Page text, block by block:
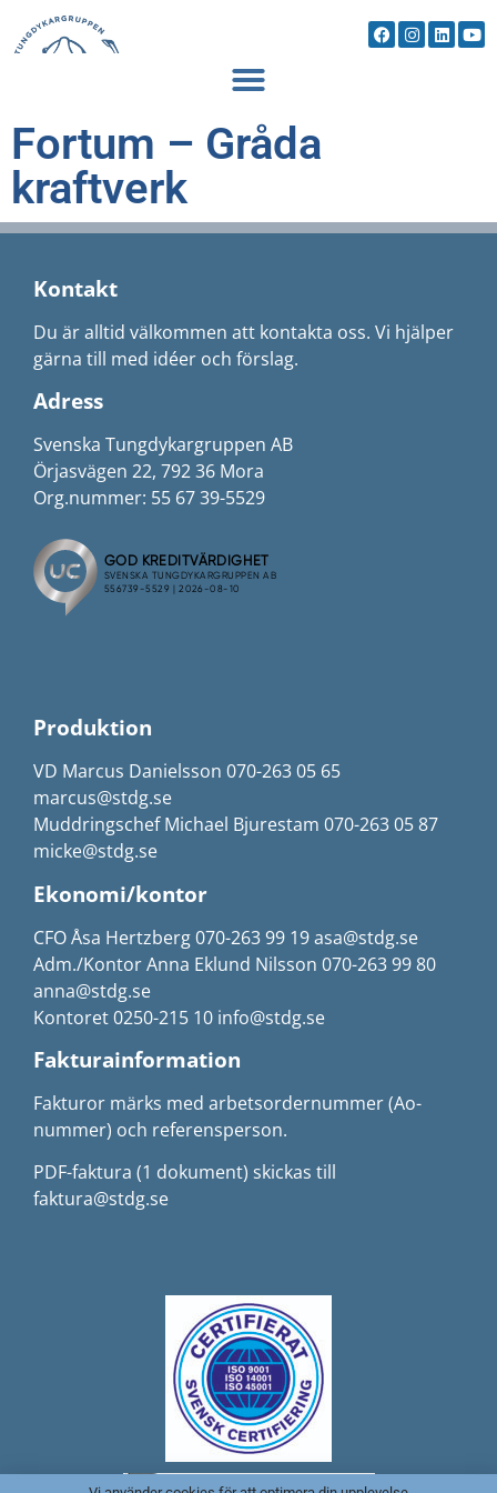
Fortum – Gråda
kraftverk
Kontakt
Du är alltid välkommen att kontakta oss. Vi hjälper
gärna till med idéer och förslag.
Adress
Svenska Tungdykargruppen AB
Örjasvägen 22, 792 36 Mora
Org.nummer: 55 67 39-5529
Produktion
VD Marcus Danielsson 070-263 05 65
marcus@stdg.se
Muddringschef Michael Bjurestam 070-263 05 87
micke@stdg.se
Ekonomi/kontor
CFO Åsa Hertzberg 070-263 99 19 asa@stdg.se
Adm./Kontor Anna Eklund Nilsson 070-263 99 80
anna@stdg.se
Kontoret 0250-215 10 info@stdg.se
Fakturainformation
Fakturor märks med arbetsordernummer (Ao-
nummer) och referensperson.
PDF-faktura (1 dokument) skickas till
faktura@stdg.se